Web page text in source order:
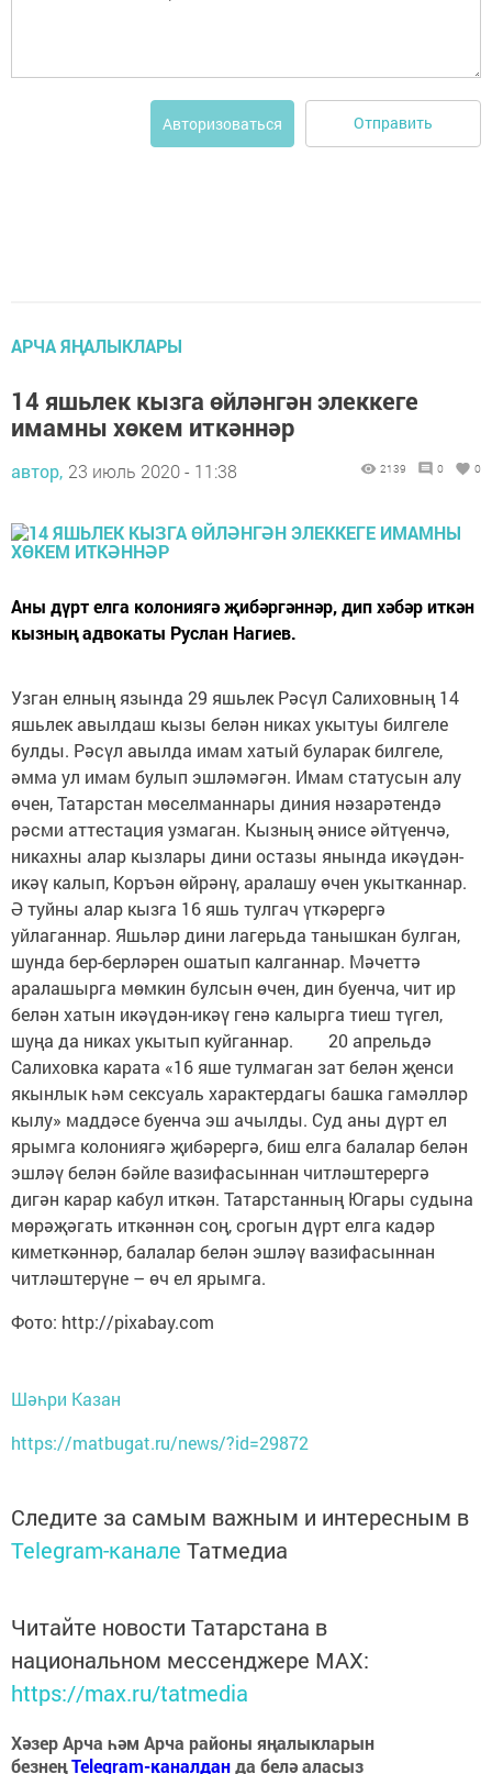
Авторизоваться Отправить
АРЧА ЯҢАЛЫКЛАРЫ
14 яшьлек кызга өйләнгән элеккеге
имамны хөкем иткәннәр
автор, 23 июль 2020 - 11:38 2139 0 0
Аны дүрт елга колониягә җибәргәннәр, дип хәбәр иткән
кызның адвокаты Руслан Нагиев.
Узган елның язында 29 яшьлек Рәсүл Салиховның 14
яшьлек авылдаш кызы белән никах укытуы билгеле
булды. Рәсүл авылда имам хатый буларак билгеле,
әмма ул имам булып эшләмәгән. Имам статусын алу
өчен, Татарстан мөселманнары диния нәзарәтендә
рәсми аттестация узмаган. Кызның әнисе әйтүенчә,
никахны алар кызлары дини остазы янында икәүдән-
икәү калып, Коръән өйрәнү, аралашу өчен укытканнар.
Ә туйны алар кызга 16 яшь тулгач үткәрергә
уйлаганнар. Яшьләр дини лагерьда танышкан булган,
шунда бер-берләрен ошатып калганнар. Мәчеттә
аралашырга мөмкин булсын өчен, дин буенча, чит ир
белән хатын икәүдән-икәү генә калырга тиеш түгел,
шуңа да никах укытып куйганнар. 20 апрельдә
Салиховка карата «16 яше тулмаган зат белән җенси
якынлык һәм сексуаль характердагы башка гамәлләр
кылу» маддәсе буенча эш ачылды. Суд аны дүрт ел
ярымга колониягә җибәрергә, биш елга балалар белән
эшләү белән бәйле вазифасыннан читләштерергә
дигән карар кабул иткән. Татарстанның Югары судына
мөрәҗәгать иткәннән соң, срогын дүрт елга кадәр
киметкәннәр, балалар белән эшләү вазифасыннан
читләштерүне – өч ел ярымга.
Фото: http://pixabay.com
Шәһри Казан
https://matbugat.ru/news/?id=29872
Следите за самым важным и интересным в
Telegram-канале Татмедиа
Читайте новости Татарстана в
национальном мессенджере MАХ:
https://max.ru/tatmedia
Хәзер Арча һәм Арча районы яңалыкларын
безнеңTelegram-каналданда белә аласыз